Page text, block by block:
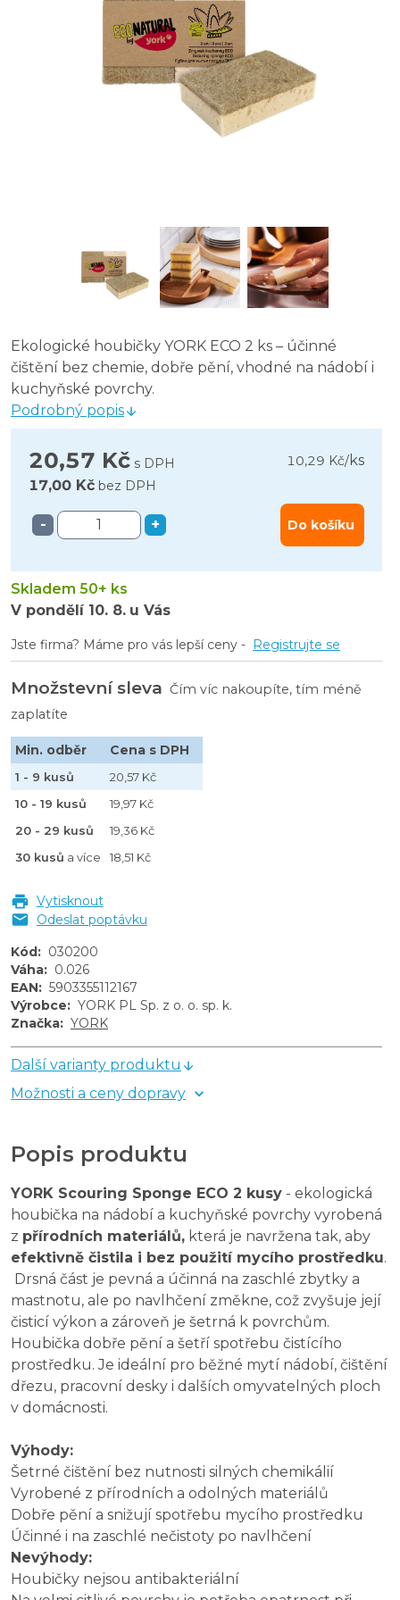
NOOVOO extra odolné houbičky FlexiTwins - 2 ks
Ekologické houbičky YORK ECO 2 ks – účinné
čištění bez chemie, dobře pění, vhodné na nádobí i
kuchyňské povrchy.
Podrobný popis
20,57 Kč s DPH 10,29 Kč/ks
17,00 Kč bez DPH
- + Do košíku
Skladem 50+ ks
V pondělí 10. 8. u Vás
Jste firma? Máme pro vás lepší ceny - Registrujte se
Množstevní sleva Čím víc nakoupíte, tím méně
zaplatíte
Min. odběr Cena s DPH
1 - 9 kusů
20,57 Kč
10 - 19 kusů
19,97 Kč
20 - 29 kusů
19,36 Kč
30 kusů a více 18,51 Kč
Vytisknout
Odeslat poptávku
Kód : 030200
Váha: 0.026
EAN: 5903355112167
Výrobce: YORK PL Sp. z o. o. sp. k.
Značka: YORK
Další varianty produktu
Možnosti a ceny dopravy
Popis produktu
YORK Scouring Sponge ECO 2 kusy - ekologická
houbička na nádobí a kuchyňské povrchy vyrobená
z přírodních materiálů, která je navržena tak, aby
efektivně čistila i bez použití mycího prostředku.
Drsná část je pevná a účinná na zaschlé zbytky a
mastnotu, ale po navlhčení změkne, což zvyšuje její
čisticí výkon a zároveň je šetrná k povrchům.
Houbička dobře pění a šetří spotřebu čistícího
prostředku. Je ideální pro běžné mytí nádobí, čištění
dřezu, pracovní desky i dalších omyvatelných ploch
v domácnosti.
Výhody:
Šetrné čištění bez nutnosti silných chemikálií
Vyrobené z přírodních a odolných materiálů
Dobře pění a snižují spotřebu mycího prostředku
Účinné i na zaschlé nečistoty po navlhčení
Nevýhody:
Houbičky nejsou antibakteriální